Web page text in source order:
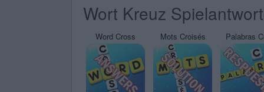
Wort Kreuz
Word Cross Mots Croisés Palabras